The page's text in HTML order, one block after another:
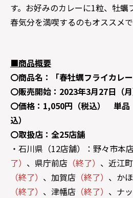
す。お好みのカレーに1粒、牡蠣
春気分を満喫するのもオススメで
■商品概要
〇商品名：「春牡蠣フライカレー
〇販売開始：2023年3月27日（月
〇価格：1,050円（税込） 単品
込）
〇取扱店：全25店舗
・石川県（12店舗）：野々市本
了） 、県庁前店 （終了） 、近江
（終了） 、加賀店 （終了） 、か
（終了） 、津幡店 （終了） 、ナ